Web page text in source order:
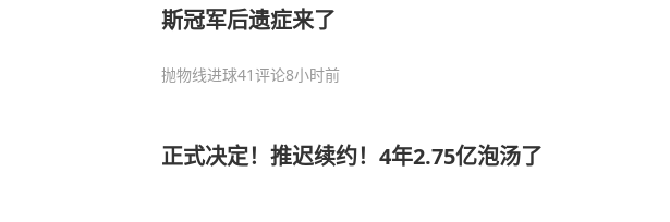
斯冠军后遗症来了
抛物线进球41评论8小时前
正式决定！推迟续约！4年2.75亿泡汤了